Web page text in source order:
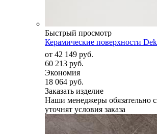
Быстрый просмотр
Керамические поверхности
от 42 149 руб.
60 213 руб.
Экономия
18 064 руб.
Заказать изделие
Наши менеджеры обязательно
уточнят условия заказа